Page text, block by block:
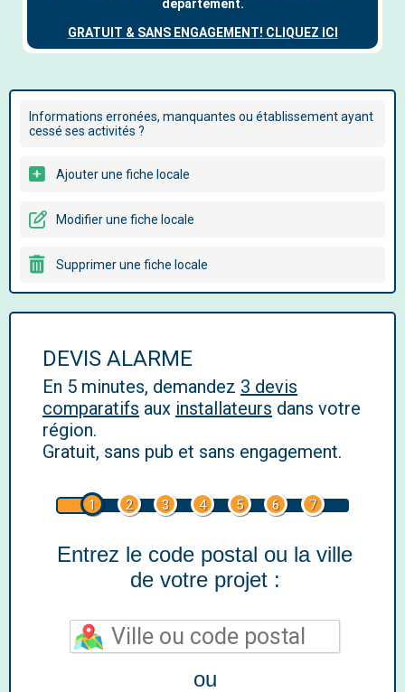
Informations erronées, manquantes ou établissement ayant
cessé ses activités ?
Ajouter une fiche locale
Modifier une fiche locale
Supprimer une fiche locale
DEVIS ALARME
En 5 minutes, demandez 3 devis
comparatifs aux installateurs dans votre
région.
Gratuit, sans pub et sans engagement.
1 2 3 4 5 6 7
Entrez le code postal ou la ville
de votre projet :
ou